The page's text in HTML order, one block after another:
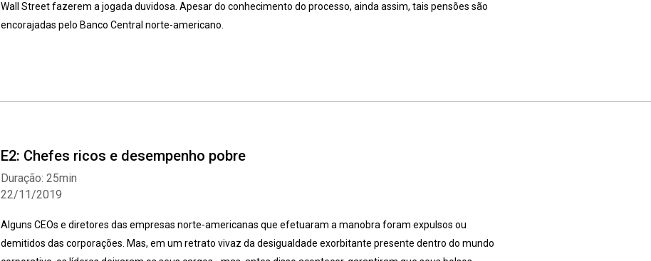
Wall Street fazerem a jogada duvidosa. Apesar do conhecimento do processo, ainda assim, tais pensões são
encorajadas pelo Banco Central norte-americano.
E2: Chefes ricos e desempenho pobre
22/11/2019
Duração: 25min
Alguns CEOs e diretores das empresas norte-americanas que efetuaram a manobra foram expulsos ou
demitidos das corporações. Mas, em um retrato vivaz da desigualdade exorbitante presente dentro do mundo